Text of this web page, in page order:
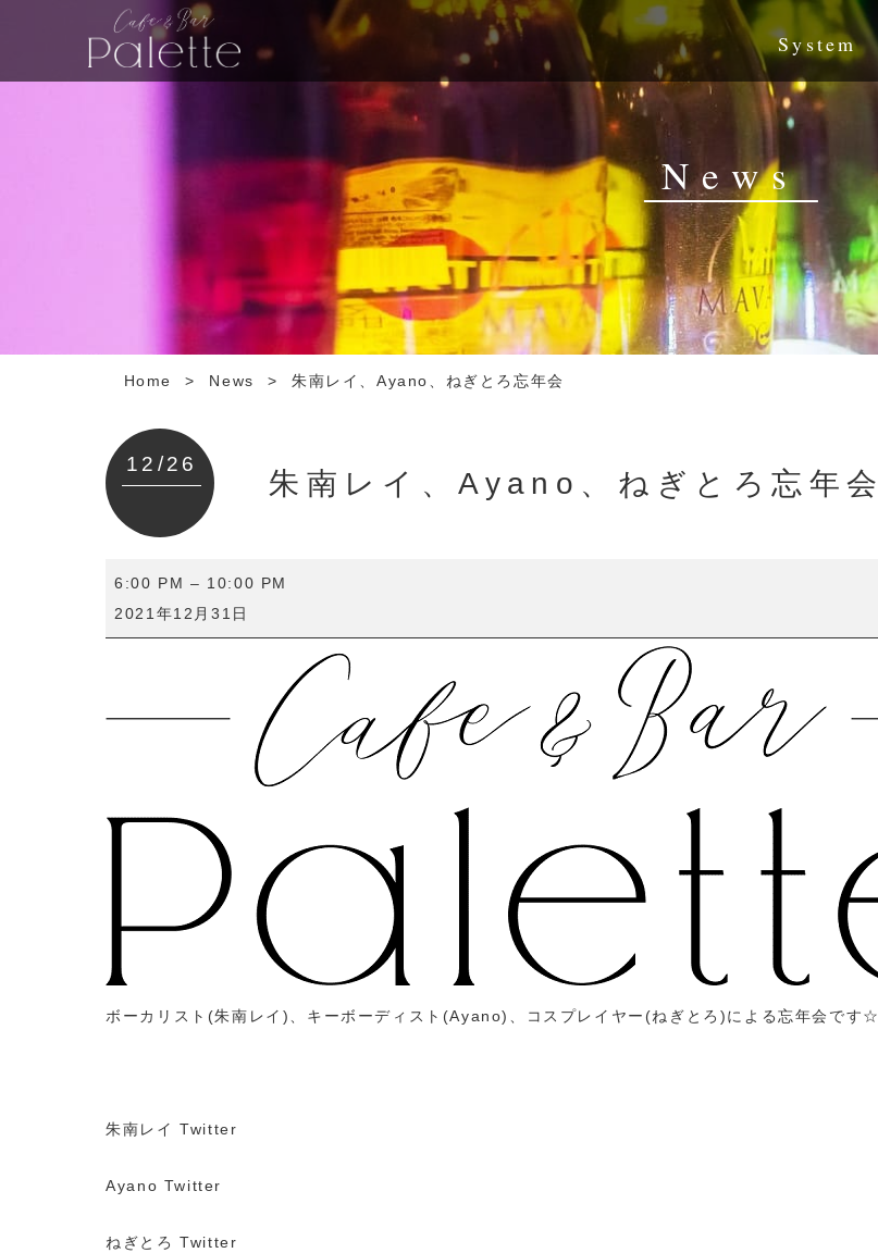
System
News
Home > News > 朱南レイ、Ayano、ねぎとろ忘年会
12/26
朱南レイ、Ayano、ねぎとろ忘年会
朱
南
レ
ね
ろ
6:00 PM – 10:00 PM
2021年12月31日
ボーカリスト (朱南レイ )、キーボーディスト (Ayano) 、コスプレイヤー (ねぎとろ )による忘年会です☆
朱南レイ Twitter
Ayano Twitter
ねぎとろ Twitter